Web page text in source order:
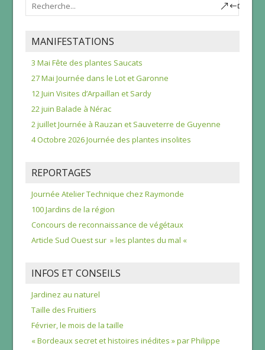
MANIFESTATIONS
3 Mai Fête des plantes Saucats
27 Mai Journée dans le Lot et Garonne
12 Juin Visites d’Arpaillan et Sardy
22 juin Balade à Nérac
2 juillet Journée à Rauzan et Sauveterre de Guyenne
4 Octobre 2026 Journée des plantes insolites
REPORTAGES
Journée Atelier Technique chez Raymonde
100 Jardins de la région
Concours de reconnaissance de végétaux
Article Sud Ouest sur » les plantes du mal «
INFOS ET CONSEILS
Jardinez au naturel
Taille des Fruitiers
Février, le mois de la taille
« Bordeaux secret et histoires inédites » par Philippe